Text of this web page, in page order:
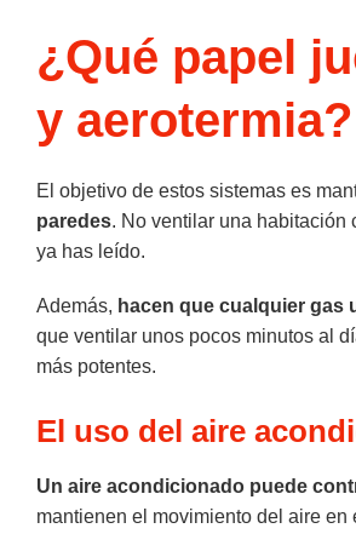
¿Qué papel
y aerotermia?
El objetivo de estos sistemas es
paredes. No ventilar una habitación
ya has leído.
Además, hacen que cualquier gas
que ventilar unos pocos minutos al
más potentes.
El uso del aire
Un aire acondicionado puede
mantienen el movimiento del aire